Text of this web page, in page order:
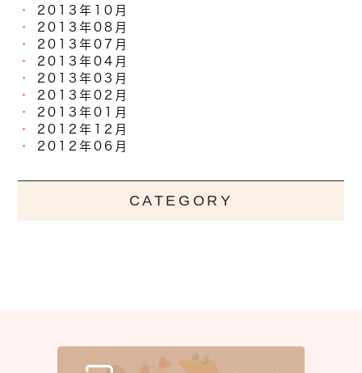
2013年10月
2013年08月
2013年07月
2013年04月
2013年03月
2013年02月
2013年01月
2012年12月
2012年06月
CATEGORY